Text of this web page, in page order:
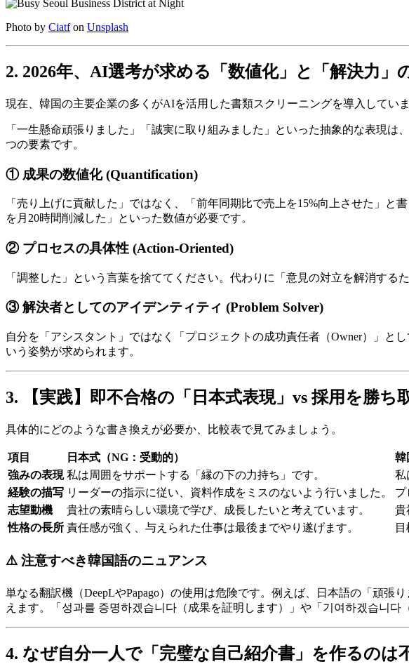
Photo by Ciatfon Unsplash
2. 2026年、AI選考が求める「数値化」と「解決力」
現在、韓国の主要企業の多くがAIを活用した書類スクリーニングを導入して
「一生懸命頑張りました」「誠実に取り組みました」といった抽象的な表現
つの要素です。
① 成果の数値化 (Quantification)
「売り上げに貢献した」ではなく、「前年同期比で売上を15%向上させた」
を月20時間削減した」といった数値が必要です。
② プロセスの具体性 (Action-Oriented)
「調整した」という言葉を捨ててください。代わりに「意見の対立を解消す
③ 解決者としてのアイデンティティ (Problem Solver)
自分を「アシスタント」ではなく「プロジェクトの成功責任者（Owner）」と
いう姿勢が求められます。
3. 【実践】即不合格の「日本式表現」vs 採用を勝ち
具体的にどのような書き換えが必要か、比較表で見てみましょう。
項目 日本式（NG：受動的）
韓
強みの表現 私は周囲をサポートする「縁の下の力持ち」です。
私
経験の描写 リーダーの指示に従い、資料作成をミスのないよう行いました。
プ
志望動機
貴社の素晴らしい環境で学び、成長したいと考えています。
貴
性格の長所 責任感が強く、与えられた仕事は最後までやり遂げます。
⚠️ 注意すべき韓国語のニュアンス
単なる翻訳機（DeepLやPapago）の使用は危険です。例えば、日本語の「頑
えます。「성과를 증명하겠습니다（成果を証明します）」や「기여하겠습니다
4. なぜ自分一人で「完璧な自己紹介書」を作るのは